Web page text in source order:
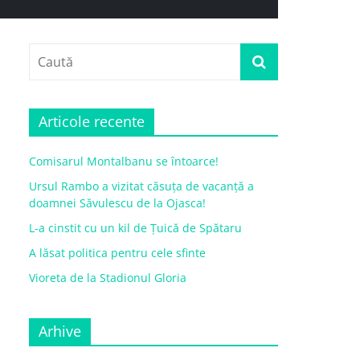
Articole recente
Comisarul Montalbanu se întoarce!
Ursul Rambo a vizitat căsuța de vacanță a
doamnei Săvulescu de la Ojasca!
L-a cinstit cu un kil de Țuică de Spătaru
A lăsat politica pentru cele sfinte
Vioreta de la Stadionul Gloria
Arhive